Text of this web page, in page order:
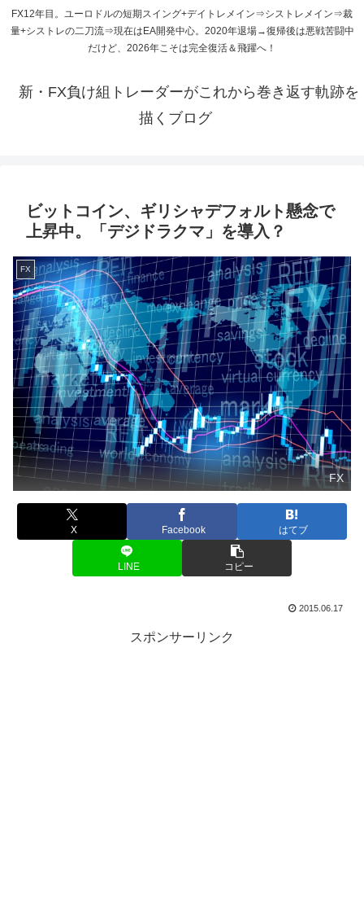
FX12年目。ユーロドルの短期スイング+デイトレメイン⇒シストレメイン⇒裁
量+シストレの二刀流⇒現在はEA開発中心。2020年退場→復帰後は悪戦苦闘中
だけど、2026年こそは完全復活＆飛躍へ！
新・FX負け組トレーダーがこれから巻き返す軌跡を
描くブログ
ビットコイン、ギリシャデフォルト懸念で
上昇中。「デジドラクマ」を導入？
FX
FX
X Facebook はてブ
LINE コピー
2015.06.17
スポンサーリンク